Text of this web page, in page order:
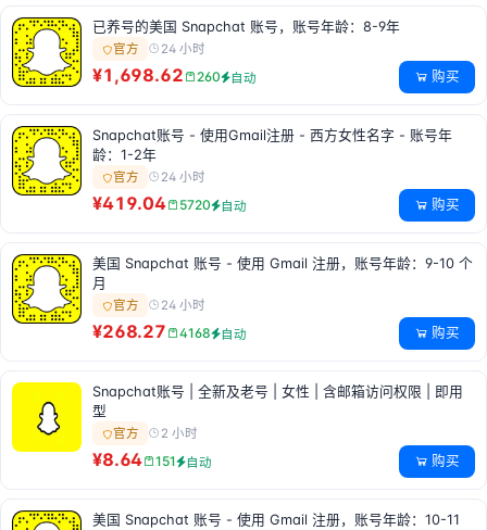
已养号的美国 Snapchat 账号，账号年龄：8-9年
官方 24 小时
¥1,698.62 260 自动 购买
Snapchat账号 - 使用Gmail注册 - 西方女性名字 - 账号年
龄：1-2年
官方 24 小时
¥419.04 5720 自动 购买
美国 Snapchat 账号 - 使用 Gmail 注册，账号年龄：9-10 个
月
官方 24 小时
¥268.27 4168 自动 购买
Snapchat账号 | 全新及老号 | 女性 | 含邮箱访问权限 | 即用
型
官方 2 小时
¥8.64 151 自动 购买
美国 Snapchat 账号 - 使用 Gmail 注册，账号年龄：10-11